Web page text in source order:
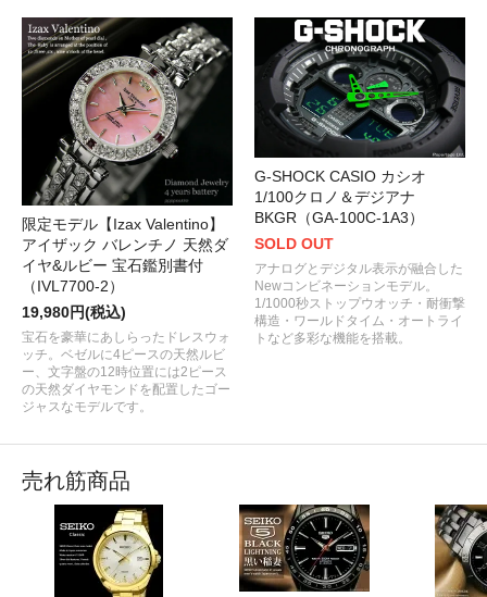
限定モデル【Izax Valentino】
アイザック バレンチノ 天然ダ
イヤ&ルビー 宝石鑑別書付
（IVL7700-2）
19,980円(税込)
宝石を豪華にあしらったドレスウォ
ッチ。ベゼルに4ピースの天然ルビ
ー、文字盤の12時位置には2ピース
の天然ダイヤモンドを配置したゴー
ジャスなモデルです。
G-SHOCK CASIO カシオ
1/100クロノ＆デジアナ
BKGR（GA-100C-1A3）
SOLD OUT
アナログとデジタル表示が融合した
Newコンビネーションモデル。
1/1000秒ストップウオッチ・耐衝撃
構造・ワールドタイム・オートライ
トなど多彩な機能を搭載。
売れ筋商品